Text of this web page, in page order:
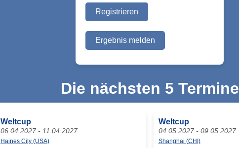
Registrieren
Ergebnis melden
Die nächsten 5 Termine
Weltcup
06.04.2027 - 11.04.2027
Haines City (USA)
Weltcup
04.05.2027 - 09.05.2027
Shanghai (CHI)